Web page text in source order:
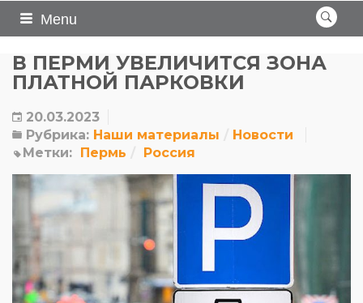
Menu
В ПЕРМИ УВЕЛИЧИТСЯ ЗОНА
ПЛАТНОЙ ПАРКОВКИ
20.03.2023
Рубрика: Наши материалы
Новости
Метки: Пермь Россия